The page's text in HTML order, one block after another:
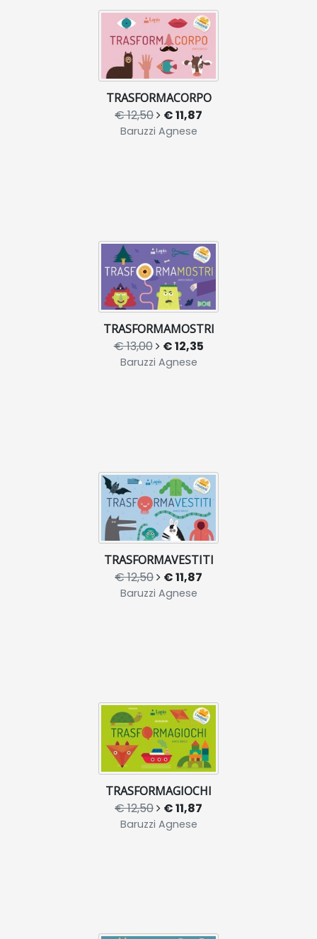
TRASFORMACORPO
€ 12,50 € 11,87
Baruzzi Agnese
TRASFORMAMOSTRI
€ 13,00 € 12,35
Baruzzi Agnese
TRASFORMAVESTITI
€ 12,50 € 11,87
Baruzzi Agnese
TRASFORMAGIOCHI
€ 12,50 € 11,87
Baruzzi Agnese